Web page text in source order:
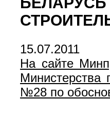
15.07.2011
На сайте
№28 по